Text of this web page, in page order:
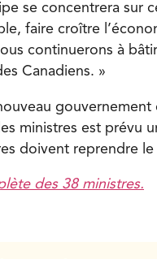
se concentrera sur
faire croître
continuerons à
Canadiens. »
gouvernement
ministres est prévu
doivent reprendre le
des 38 ministres.